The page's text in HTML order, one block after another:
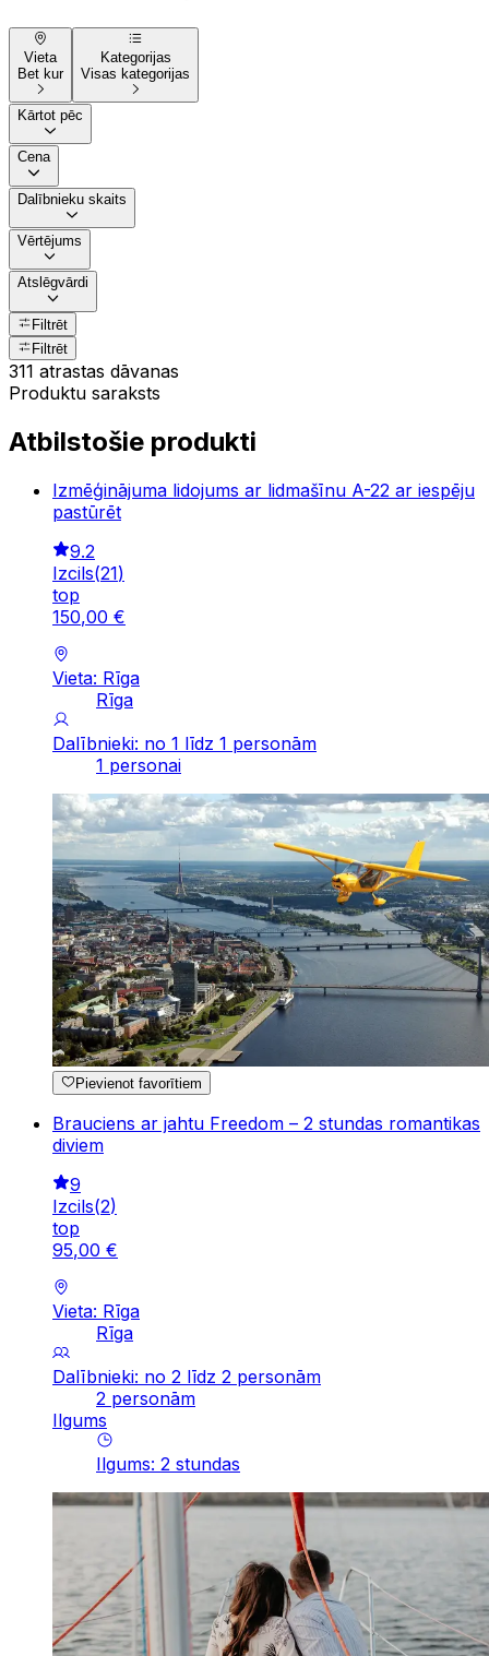
Vieta
Bet kur
Kategorijas
Visas kategorijas
Kārtot pēc
Cena
Dalībnieku skaits
Vērtējums
Atslēgvārdi
Filtrēt
Filtrēt
311 atrastas dāvanas
Produktu saraksts
Atbilstošie produkti
Izmēģinājuma lidojums ar lidmašīnu A-22 ar iespēju
pastūrēt
9.2
Izcils(21)
top
150,00 €
Vieta: Rīga
Rīga
Dalībnieki: no 1 līdz 1 personām
1 personai
Pievienot favorītiem
Brauciens ar jahtu Freedom – 2 stundas romantikas
diviem
9
Izcils(2)
top
95,00 €
Vieta: Rīga
Rīga
Dalībnieki: no 2 līdz 2 personām
2 personām
Ilgums
Ilgums: 2 stundas